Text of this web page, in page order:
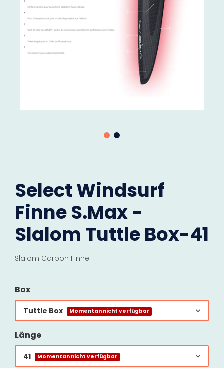
Select Windsurf
Finne S.Max -
Slalom Tuttle Box-41
Slalom Carbon Finne
Box
Tuttle Box Momentan nicht verfügbar
Länge
41 Momentan nicht verfügbar